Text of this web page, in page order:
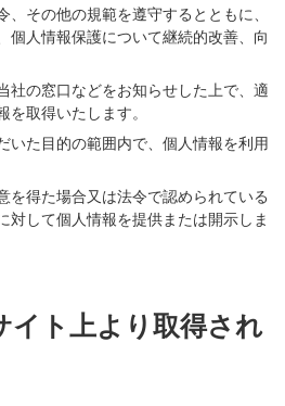
、その他の規範を遵守するとともに、
個人情報保護について継続的改善、向
社の窓口などをお知らせした上で、適
取得いたします。
いた目的の範囲内で、個人情報を利用
を得た場合又は法令で認められている
対して個人情報を提供または開示しま
イト上より取得され